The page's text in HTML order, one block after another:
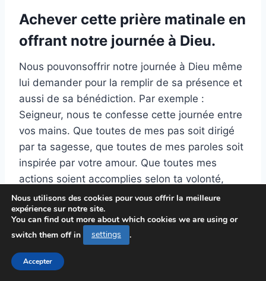
Achever cette prière matinale en
offrant notre journée à Dieu.
Nous pouvonsoffrir notre journée à Dieu même
lui demander pour la remplir de sa présence et
aussi de sa bénédiction. Par exemple :
Seigneur, nous te confesse cette journée entre
vos mains. Que toutes de mes pas soit dirigé
par ta sagesse, que toutes de mes paroles soit
inspirée par votre amour. Que toutes mes
actions soient accomplies selon ta volonté,
pour ta divine gloire et l’ensemble des bien.
Que ton lumière éclaire ma route ainsi que que
tu habites mon cœur. Amen.
Invocation d’imploration
Nous utilisons des cookies pour vous offrir la meilleure
expérience sur notre site.
You can find out more about which cookies we are using or
switch them off in
settings .
Accepter